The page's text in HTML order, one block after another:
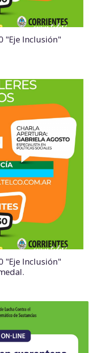
"Eje Inclusión"
"Eje Inclusión"